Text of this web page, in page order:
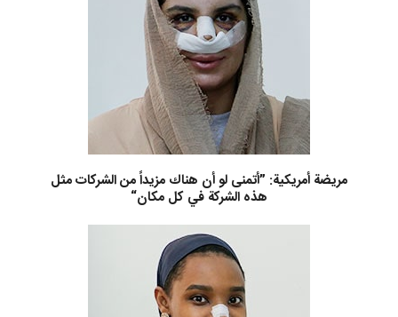
مريضة أمريكية: ”أتمنى لو أن هناك مزيداً من الشركات مثل
هذه الشركة في كل مكان“